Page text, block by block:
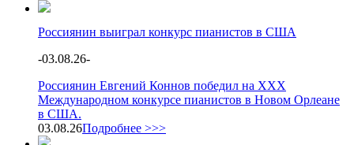
Россиянин выиграл конкурс пианистов в США
-03.08.26-
Россиянин Евгений Коннов победил на XXX
Международном конкурсе пианистов в Новом Орлеане
в США.
03.08.26Подробнее >>>